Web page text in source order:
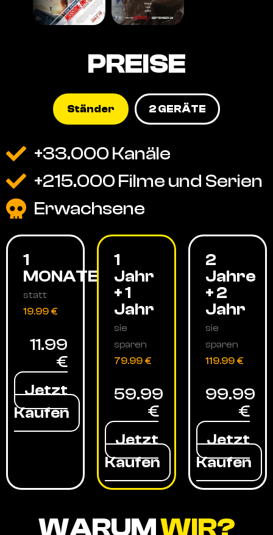
PREISE
Ständer 2 GERÄTE
+33.000 Kanäle
+215.000 Filme und Serien
Erwachsene
1
MONATE
statt
19.99 €
11.99
€
Jetzt
Kaufen
1
Jahr
+ 1
Jahr
sie
sparen
79.99 €
59.99
€
Jetzt
Kaufen
2
Jahre
+ 2
Jahr
sie
sparen
119.99 €
99.99
€
Jetzt
Kaufen
WARUMWIR?